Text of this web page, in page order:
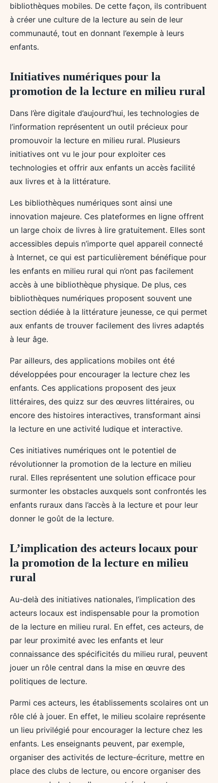
bibliothèques mobiles. De cette façon, ils contribuent
à créer une culture de la lecture au sein de leur
communauté, tout en donnant l’exemple à leurs
enfants.
Initiatives numériques pour la
promotion de la lecture en milieu rural
Dans l’ère digitale d’aujourd’hui, les technologies de
l’information représentent un outil précieux pour
promouvoir la lecture en milieu rural. Plusieurs
initiatives ont vu le jour pour exploiter ces
technologies et offrir aux enfants un accès facilité
aux livres et à la littérature.
Les bibliothèques numériques sont ainsi une
innovation majeure. Ces plateformes en ligne offrent
un large choix de livres à lire gratuitement. Elles sont
accessibles depuis n’importe quel appareil connecté
à Internet, ce qui est particulièrement bénéfique pour
les enfants en milieu rural qui n’ont pas facilement
accès à une bibliothèque physique. De plus, ces
bibliothèques numériques proposent souvent une
section dédiée à la littérature jeunesse, ce qui permet
aux enfants de trouver facilement des livres adaptés
à leur âge.
Par ailleurs, des applications mobiles ont été
développées pour encourager la lecture chez les
enfants. Ces applications proposent des jeux
littéraires, des quizz sur des œuvres littéraires, ou
encore des histoires interactives, transformant ainsi
la lecture en une activité ludique et interactive.
Ces initiatives numériques ont le potentiel de
révolutionner la promotion de la lecture en milieu
rural. Elles représentent une solution efficace pour
surmonter les obstacles auxquels sont confrontés les
enfants ruraux dans l’accès à la lecture et pour leur
donner le goût de la lecture.
L’implication des acteurs locaux pour
la promotion de la lecture en milieu
rural
Au-delà des initiatives nationales, l’implication des
acteurs locaux est indispensable pour la promotion
de la lecture en milieu rural. En effet, ces acteurs, de
par leur proximité avec les enfants et leur
connaissance des spécificités du milieu rural, peuvent
jouer un rôle central dans la mise en œuvre des
politiques de lecture.
Parmi ces acteurs, les établissements scolaires ont un
rôle clé à jouer. En effet, le milieu scolaire représente
un lieu privilégié pour encourager la lecture chez les
enfants. Les enseignants peuvent, par exemple,
organiser des activités de lecture-écriture, mettre en
place des clubs de lecture, ou encore organiser des